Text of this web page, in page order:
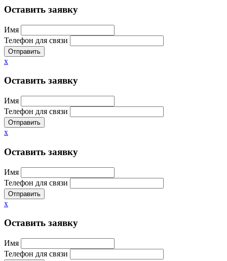
Оставить заявку
Имя
Телефон для связи
Отправить
x
Оставить заявку
Имя
Телефон для связи
Отправить
x
Оставить заявку
Имя
Телефон для связи
Отправить
x
Оставить заявку
Имя
Телефон для связи